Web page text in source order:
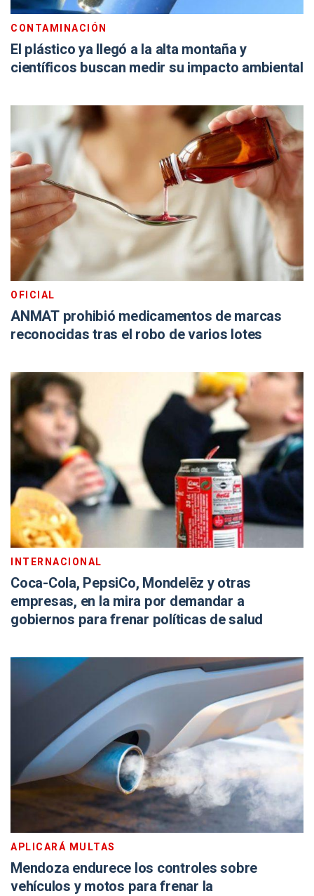
CONTAMINACIÓN
El plástico ya llegó a la alta montaña y
científicos buscan medir su impacto ambiental
OFICIAL
ANMAT prohibió medicamentos de marcas
reconocidas tras el robo de varios lotes
INTERNACIONAL
Coca-Cola, PepsiCo, Mondelēz y otras
empresas, en la mira por demandar a
gobiernos para frenar políticas de salud
APLICARÁ MULTAS
Mendoza endurece los controles sobre
vehículos y motos para frenar la